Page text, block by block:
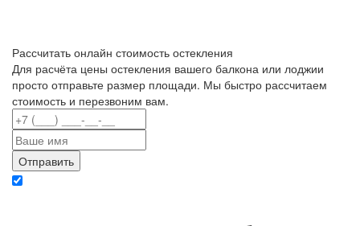
Рассчитать онлайн стоимость остекления
Для расчёта цены остекления вашего балкона или лоджии
просто отправьте размер площади. Мы быстро рассчитаем
стоимость и перезвоним вам.